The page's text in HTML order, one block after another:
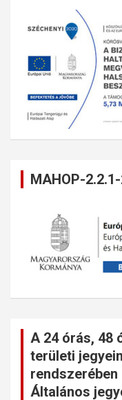
MAHOP-
A 24 órás, 48
területi
rendszerében
Általános